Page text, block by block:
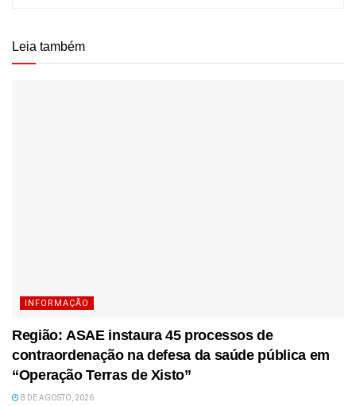
Leia também
INFORMAÇÃO
Região: ASAE instaura 45 processos de
contraordenação na defesa da saúde pública em
“Operação Terras de Xisto”
8 DE AGOSTO, 2026